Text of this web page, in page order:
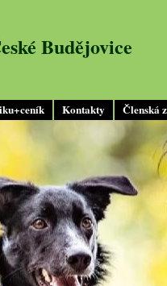
Kontakty Členská
Budějovice